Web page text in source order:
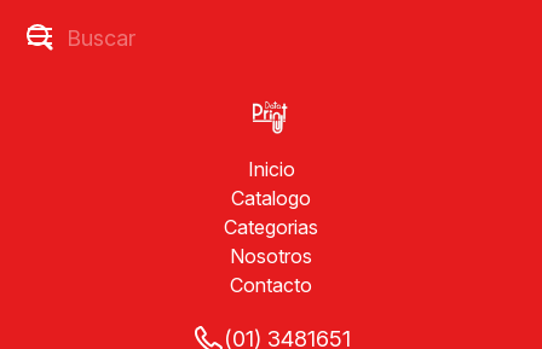
Inicio
Catalogo
Categorias
Nosotros
Contacto
(01) 3481651